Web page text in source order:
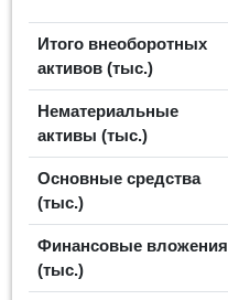
Итого внеоборотных
активов (тыс.)
Нематериальные
активы (тыс.)
Основные средства
(тыс.)
Финансовые вложения
(тыс.)